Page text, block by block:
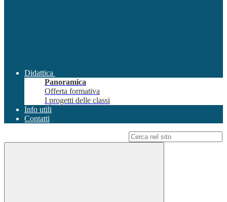
Didattica
Panoramica
Offerta formativa
I progetti delle classi
Info utili
Contatti